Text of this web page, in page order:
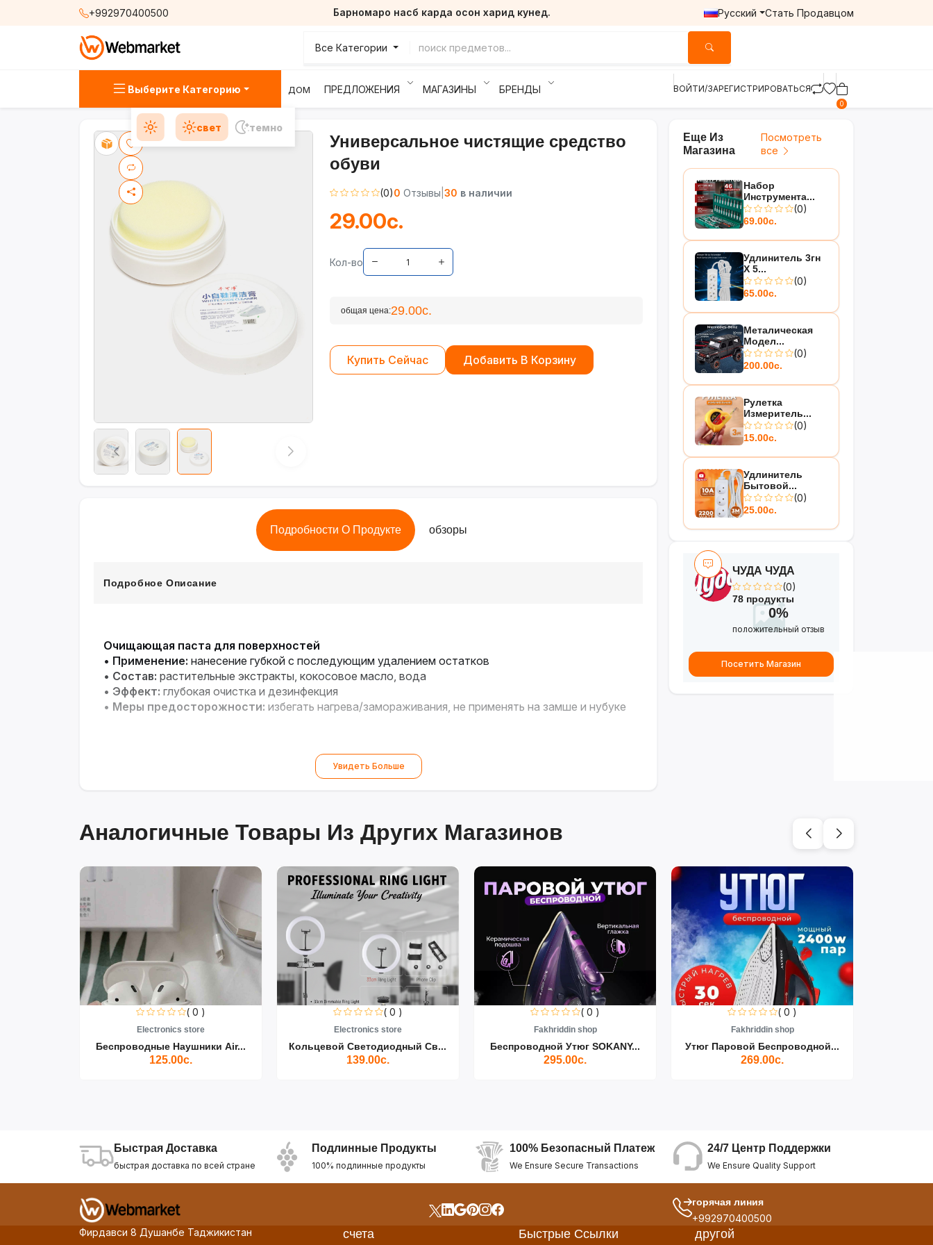
+992970400500 Барномаро насб карда осон харид кунед. Русский Стать Продавцом
Все Категории
Выберите Категорию ДОМ ПРЕДЛОЖЕНИЯ МАГАЗИНЫ БРЕНДЫ ВОЙТИ/ЗАРЕГИСТРИРОВАТЬСЯ
0
свет темно
Универсальное чистящие средство
обуви
(0)0 Отзывы 30 в наличии
29.00с.
Кол-во
общая цена:29.00с.
Купить Сейчас Добавить В Корзину
Подробности О Продукте обзоры
Подробное Описание
Очищающая паста для поверхностей
• Применение: нанесение губкой с последующим удалением остатков
• Состав: растительные экстракты, кокосовое масло, вода
• Эффект: глубокая очистка и дезинфекция
• Меры предосторожности: избегать нагрева/замораживания, не применять на замше и нубуке
Увидеть Больше
Еще Из
Магазина
Посмотреть
все
Набор
Инструмента...
(0)
69.00с.
Удлинитель 3гн
Х 5...
(0)
65.00с.
Металическая
Модел...
(0)
200.00с.
Рулетка
Измеритель...
(0)
15.00с.
Удлинитель
Бытовой...
(0)
25.00с.
ЧУДА ЧУДА
(0)
78 продукты
0%
положительный отзыв
Посетить Магазин
Аналогичные Товары Из Других Магазинов
( 0 )
Electronics store
Беспроводные Наушники Air...
125.00с.
( 0 )
Electronics store
Кольцевой Светодиодный Св...
139.00с.
( 0 )
Fakhriddin shop
Беспроводной Утюг SOKANY...
295.00с.
( 0 )
Fakhriddin shop
Утюг Паровой Беспроводной...
269.00с.
Быстрая Доставка
быстрая доставка по всей стране
Подлинные Продукты
100% подлинные продукты
100% Безопасный Платеж
We Ensure Secure Transactions
24/7 Центр Поддержки
We Ensure Quality Support
горячая линия
+992970400500
Фирдавси 8 Душанбе Таджикистан
счета Быстрые Ссылки другой